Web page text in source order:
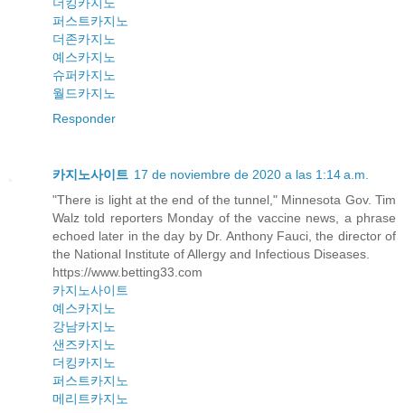
더킹카지노
퍼스트카지노
더존카지노
예스카지노
슈퍼카지노
월드카지노
Responder
카지노사이트 17 de noviembre de 2020 a las 1:14 a.m.
"There is light at the end of the tunnel," Minnesota Gov. Tim
Walz told reporters Monday of the vaccine news, a phrase
echoed later in the day by Dr. Anthony Fauci, the director of
the National Institute of Allergy and Infectious Diseases.
https://www.betting33.com
카지노사이트
예스카지노
강남카지노
샌즈카지노
더킹카지노
퍼스트카지노
메리트카지노